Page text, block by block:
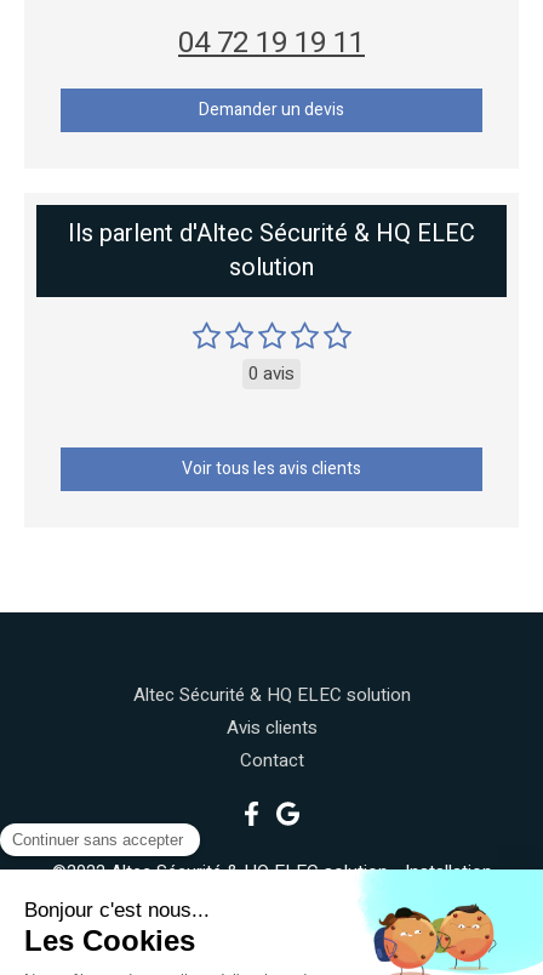
04 72 19 19 11
Demander un devis
Ils parlent d'Altec Sécurité & HQ ELEC
solution
0 avis
Voir tous les avis clients
Altec Sécurité & HQ ELEC solution
Avis clients
Contact
©2022 Altec Sécurité & HQ ELEC solution - Installation
électrique, réseau connecté